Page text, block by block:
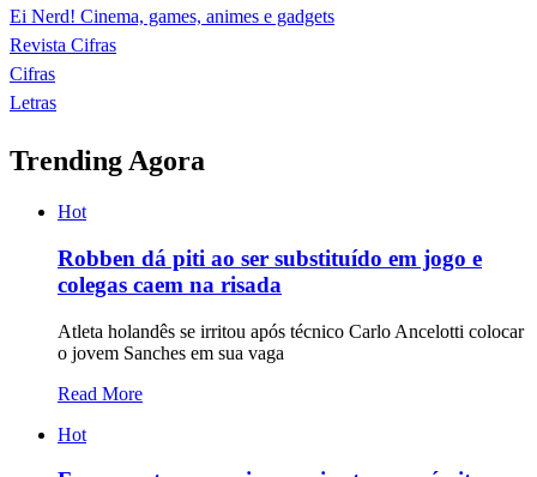
Ei Nerd! Cinema, games, animes e gadgets
Revista Cifras
Cifras
Letras
Trending Agora
Hot
Robben dá piti ao ser substituído em jogo e
colegas caem na risada
Atleta holandês se irritou após técnico Carlo Ancelotti colocar
o jovem Sanches em sua vaga
Read More
Hot